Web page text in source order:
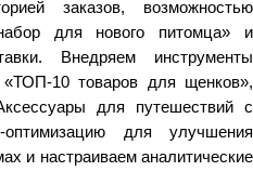
заказов, возможностью
для нового питомца» и
Внедряем инструменты
товаров для щенков»,
для путешествий с
для улучшения
и настраиваем аналитические